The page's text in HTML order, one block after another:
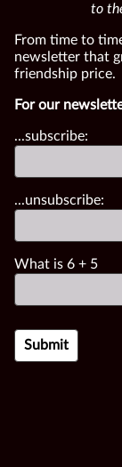
to
From time to
newsletter that
friendship price.
For our
...subscribe:
...unsubscribe:
What is 6 + 5